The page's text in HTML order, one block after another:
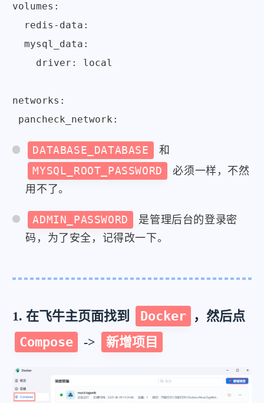
volumes:
  redis-data:
  mysql_data:
    driver: local
networks:
pancheck_network:
DATABASE_DATABASE
和
MYSQL_ROOT_PASSWORD
必须一样，不然
用不了。
ADMIN_PASSWORD
是管理后台的登录密
码，为了安全，记得改一下。
1. 在飞牛主页面找到 Docker ，然后点
Compose
-> 新增项目